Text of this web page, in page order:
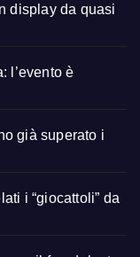
display da quasi
l’evento è
già superato i
i “giocattoli” da